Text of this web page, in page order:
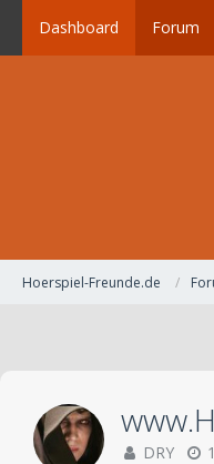
Dashboard Forum
Hoerspiel-Freunde.de
DRY